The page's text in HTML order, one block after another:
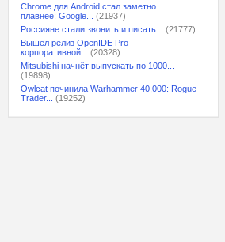
Chrome для Android стал заметно
плавнее: Google...
(21937)
Россияне стали звонить и писать...
(21777)
Вышел релиз OpenIDE Pro —
корпоративной...
(20328)
Mitsubishi начнёт выпускать по 1000...
(19898)
Owlcat починила Warhammer 40,000: Rogue
Trader...
(19252)